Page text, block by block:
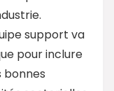
support va
pour inclure
bonnes